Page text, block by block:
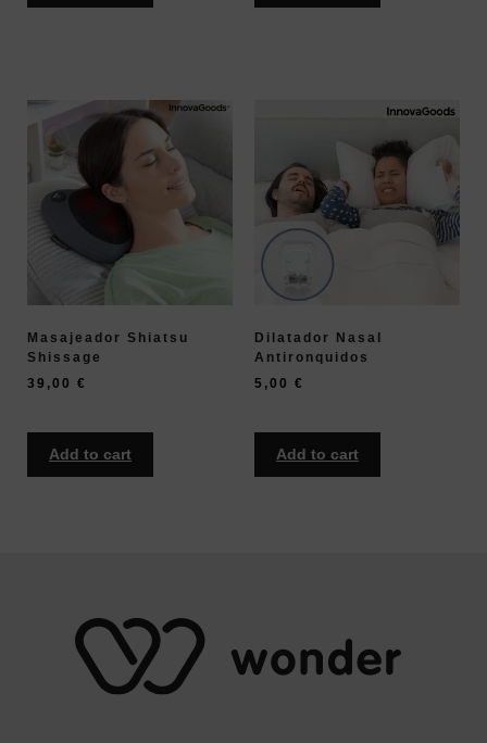
Masajeador Shiatsu
Shissage
39,00 €
Add to cart
Dilatador Nasal
Antironquidos
5,00 €
Add to cart